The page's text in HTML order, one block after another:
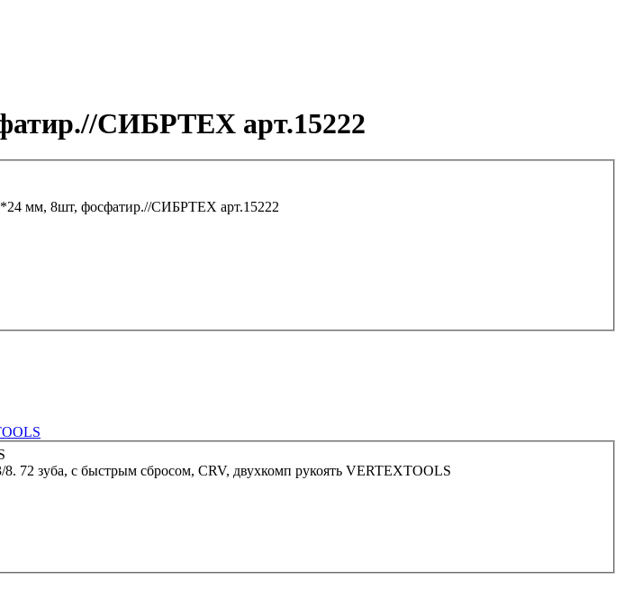
СИБРТЕХ арт.15222
мм, 8шт, фосфатир.//СИБРТЕХ арт.15222
72 зуба, с быстрым сбросом, CRV, двухкомп рукоять VERTEXTOOLS